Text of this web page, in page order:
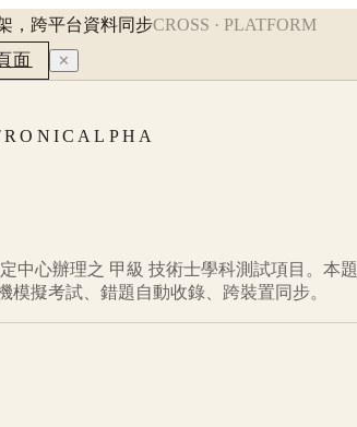
，跨平台資料同步CROSS · PLATFORM
面 ✕
中心辦理之 甲級 技術士學科測試項目。本
擬考試、錯題自動收錄、跨裝置同步。